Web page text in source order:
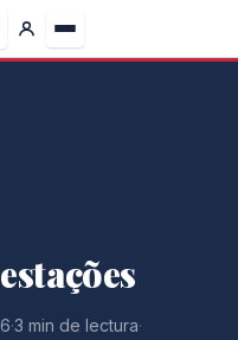
·3 min de lectura·